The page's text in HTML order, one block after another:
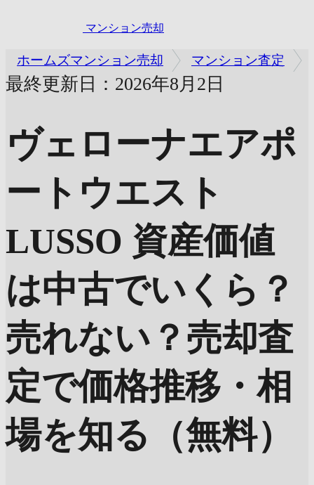
マンション売却
ホームズマンション売却 マンション査定
最終更新日：2026年8月2日
ヴェローナエアポ
ートウエスト
LUSSO 資産価値
は中古でいくら？
売れない？売却査
定で価格推移・相
場を知る（無料）